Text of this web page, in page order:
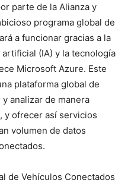
parte de la Alianza y
programa global de
a funcionar gracias a la
(IA) y la tecnología
Microsoft Azure. Este
plataforma global de
analizar de manera
y ofrecer así servicios
volumen de datos
de Vehículos Conectados